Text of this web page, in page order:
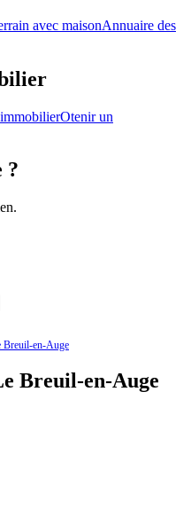
avec maisonAnnuaire des
Otenir un
?
Breuil-en-Auge
Breuil-en-Auge